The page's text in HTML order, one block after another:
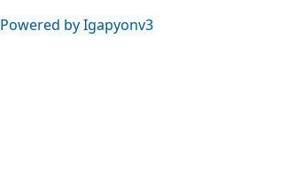
Powered by Igapyonv3